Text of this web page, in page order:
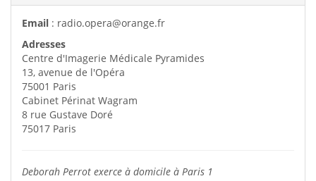
Email : radio.opera@orange.fr
Adresses
Centre d'Imagerie Médicale Pyramides
13, avenue de l'Opéra
75001 Paris
Cabinet Périnat Wagram
8 rue Gustave Doré
75017 Paris
Deborah Perrot exerce à domicile à Paris 1